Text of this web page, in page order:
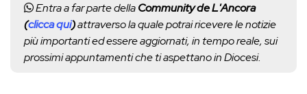
Entra a far parte dellaCommunity de L'Ancora
(clicca qui)attraverso la quale potrai ricevere le notizie
più importanti ed essere aggiornati, in tempo reale, sui
prossimi appuntamenti che ti aspettano in Diocesi.